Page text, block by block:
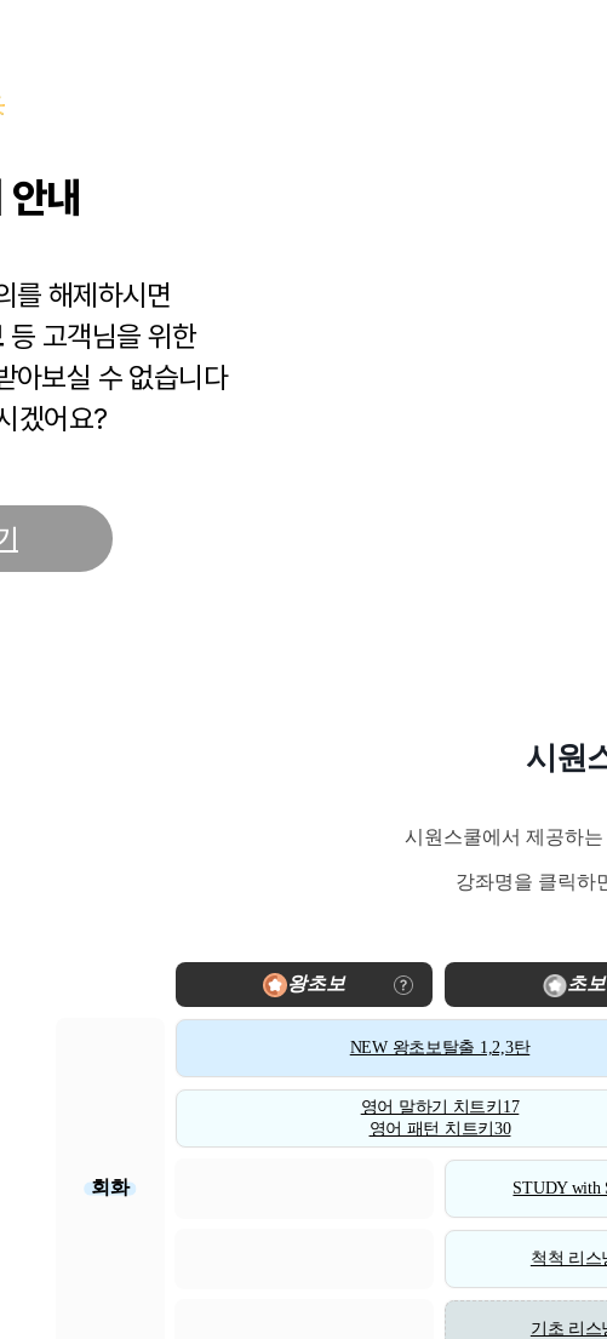
내
를 해제하시면
등 고객님을 위한
아보실 수 없습니다
겠어요?
시원
시원스쿨에서 제공하
강좌명을 클릭하
왕초보 초보
회화
NEW 왕초보탈출 1,2,3탄
영어 말하기 치트키17
영어 패턴 치트키30
STUDY with
척척 리스
기초 리스